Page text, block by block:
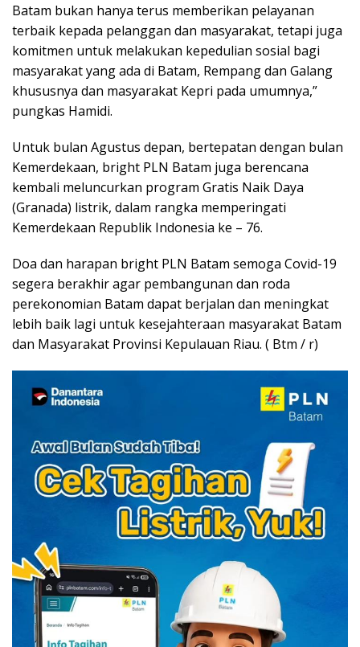
Batam bukan hanya terus memberikan pelayanan
terbaik kepada pelanggan dan masyarakat, tetapi juga
komitmen untuk melakukan kepedulian sosial bagi
masyarakat yang ada di Batam, Rempang dan Galang
khususnya dan masyarakat Kepri pada umumnya,”
pungkas Hamidi.
Untuk bulan Agustus depan, bertepatan dengan bulan
Kemerdekaan, bright PLN Batam juga berencana
kembali meluncurkan program Gratis Naik Daya
(Granada) listrik, dalam rangka memperingati
Kemerdekaan Republik Indonesia ke – 76.
Doa dan harapan bright PLN Batam semoga Covid-19
segera berakhir agar pembangunan dan roda
perekonomian Batam dapat berjalan dan meningkat
lebih baik lagi untuk kesejahteraan masyarakat Batam
dan Masyarakat Provinsi Kepulauan Riau. ( Btm / r)